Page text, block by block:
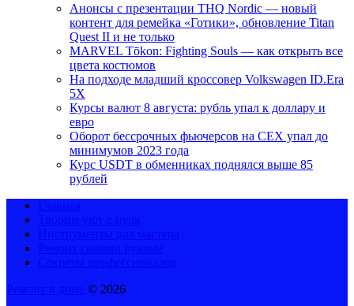
Анонсы с презентации THQ Nordic — новый
контент для ремейка «Готики», обновление Titan
Quest II и не только
MARVEL Tōkon: Fighting Souls — как открыть все
цвета костюмов
На подходе младший кроссовер Volkswagen ID.Era
5X
Курсы валют 8 августа: рубль упал к доллару и
евро
Оборот бессрочных фьючерсов на CEX упал до
минимумов 2023 года
Курс USDT в обменниках поднялся выше 85
рублей
© 2026